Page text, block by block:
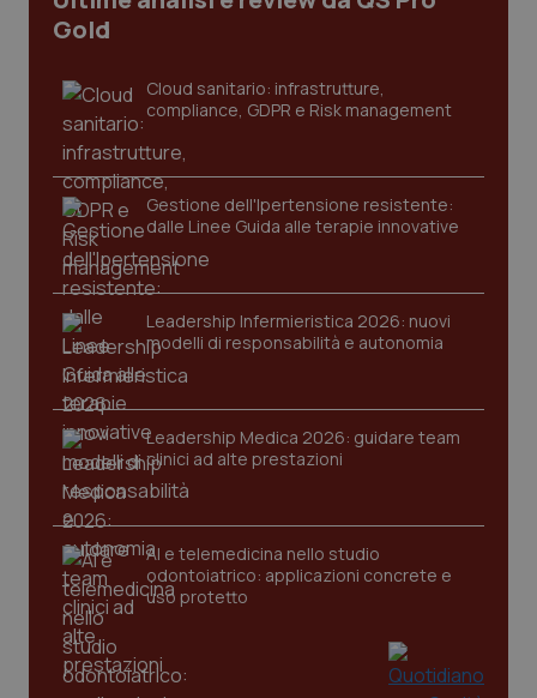
Gold
Cloud sanitario: infrastrutture,
compliance, GDPR e Risk management
Gestione dell'Ipertensione resistente:
dalle Linee Guida alle terapie innovative
Leadership Infermieristica 2026: nuovi
modelli di responsabilità e autonomia
Leadership Medica 2026: guidare team
clinici ad alte prestazioni
AI e telemedicina nello studio
odontoiatrico: applicazioni concrete e
uso protetto
I cookie necessari contribuiscono a rendere fruibile il
sito web abilitandone funzionalità di base quali la
funzionare correttamente senza questi cookie.
Nome
Dominio
VISITOR_PRIVACY_METADATA
.youtube.com
CookieScriptConsent
CookieScript
www.quotidianosanita.it